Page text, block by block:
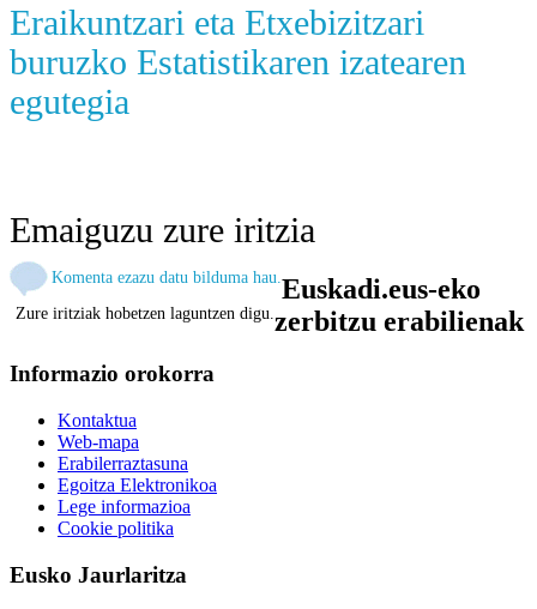
Eraikuntzari eta Etxebizitzari
buruzko Estatistikaren izatearen
egutegia
Emaiguzu zure iritzia
Komenta ezazu datu bilduma hau.
Zure iritziak hobetzen laguntzen digu.
Euskadi.eus-eko
zerbitzu erabilienak
Informazio orokorra
Kontaktua
Web-mapa
Erabilerraztasuna
Egoitza Elektronikoa
Lege informazioa
Cookie politika
Eusko Jaurlaritza